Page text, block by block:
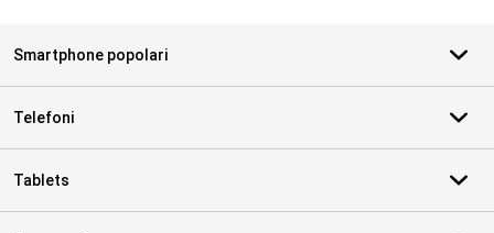
Smartphone popolari
Telefoni
Tablets